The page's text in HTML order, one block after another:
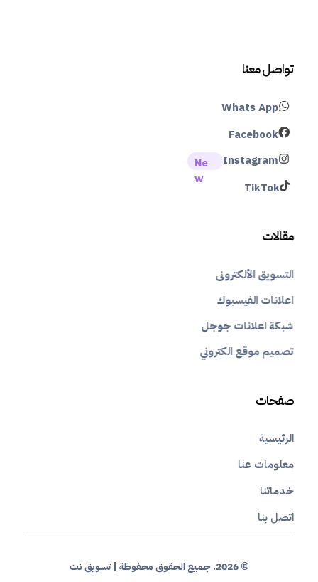
تواصل معنا
Whats App
Facebook
Instagram
TikTok
مقالات
التسويق الألكترونى
اعلانات الفيسبوك
شبكة اعلانات جوجل
تصميم موقع الكتروني
صفحات
الرئيسية
معلومات عنا
خدماتنا
اتصل بنا
© 2026. جميع الحقوق محفوظة | تسويق نت